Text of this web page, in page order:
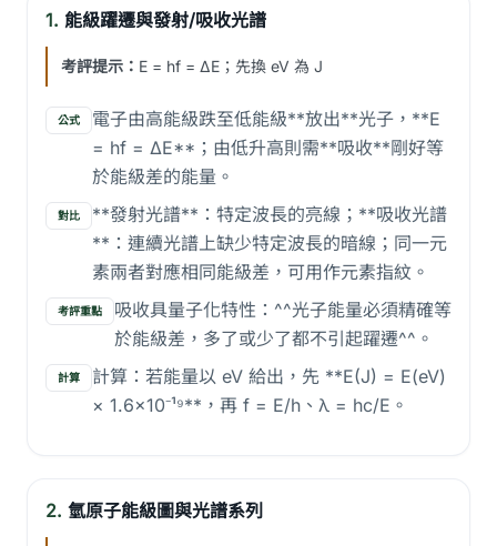
1. 能級躍遷與發射/吸收光譜
考評提示： E = hf = ΔE；先換 eV 為 J
公式
電子由高能級跌至低能級**放出**光子，**E
= hf = ΔE**；由低升高則需**吸收**剛好等
於能級差的能量。
對比
**發射光譜**：特定波長的亮線；**吸收光譜
**：連續光譜上缺少特定波長的暗線；同一元
素兩者對應相同能級差，可用作元素指紋。
考評重點
吸收具量子化特性：^^光子能量必須精確等
於能級差，多了或少了都不引起躍遷^^。
計算
計算：若能量以 eV 給出，先 **E(J) = E(eV)
× 1.6×10⁻¹⁹**，再 f = E/h、λ = hc/E。
2. 氫原子能級圖與光譜系列